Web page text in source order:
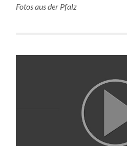
Fotos aus der Pfalz